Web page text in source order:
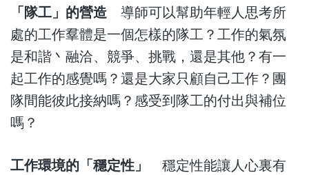
「隊工」的營造 導師可以幫助年輕人思考所
處的工作羣體是一個怎樣的隊工？工作的氣氛
是和諧丶融洽、競爭、挑戰，還是其他？有一
起工作的感覺嗎？還是大家只顧自己工作？團
隊間能彼此接納嗎？感受到隊工的付出與補位
嗎？
工作環境的「穩定性」 穩定性能讓人心裏有